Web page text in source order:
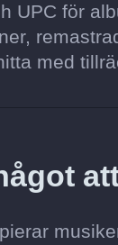
UPC för
med